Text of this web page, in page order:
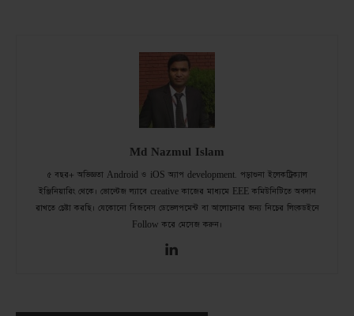
Md Nazmul Islam
৫ বছর+ অভিজ্ঞতা Android ও iOS অ্যাপ development. পড়াশুনা ইলেকট্রিক্যাল
ইঞ্জিনিয়ারিং থেকে। ভোল্টেজ ল্যাবে creative কাজের মাধ্যমে EEE কমিউনিটিতে অবদান
রাখতে চেষ্টা করছি। যেকোনো বিজনেস ডেভেলপমেন্ট বা আলোচনার জন্য নিচের লিংকডইনে
Follow করে মেসেজ করুন।